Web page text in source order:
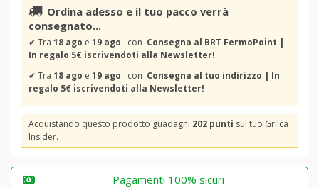
Ordina adesso e il tuo pacco verrà
consegnato...
✔ Tra 18 ago e 19 ago con Consegna al BRT FermoPoint |
In regalo 5€ iscrivendoti alla Newsletter!
✔ Tra 18 ago e 19 ago con Consegna al tuo indirizzo | In
regalo 5€ iscrivendoti alla Newsletter!
Acquistando questo prodotto guadagni 202 punti sul tuo Grilca
Insider.
Pagamenti 100% sicuri